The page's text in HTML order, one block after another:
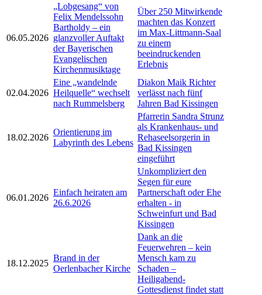
06.05.2026
„Lobgesang“ von
Felix Mendelssohn
Bartholdy – ein
glanzvoller Auftakt
der Bayerischen
Evangelischen
Kirchenmusiktage
Über 250 Mitwirkende
machten das Konzert
im Max-Littmann-Saal
zu einem
beeindruckenden
Erlebnis
02.04.2026
Eine „wandelnde
Heilquelle“ wechselt
nach Rummelsberg
Diakon Maik Richter
verlässt nach fünf
Jahren Bad Kissingen
18.02.2026
Orientierung im
Labyrinth des Lebens
Pfarrerin Sandra Strunz
als Krankenhaus- und
Rehaseelsorgerin in
Bad Kissingen
eingeführt
06.01.2026
Einfach heiraten am
26.6.2026
Unkompliziert den
Segen für eure
Partnerschaft oder Ehe
erhalten - in
Schweinfurt und Bad
Kissingen
18.12.2025
Brand in der
Oerlenbacher Kirche
Dank an die
Feuerwehren – kein
Mensch kam zu
Schaden –
Heiligabend-
Gottesdienst findet statt